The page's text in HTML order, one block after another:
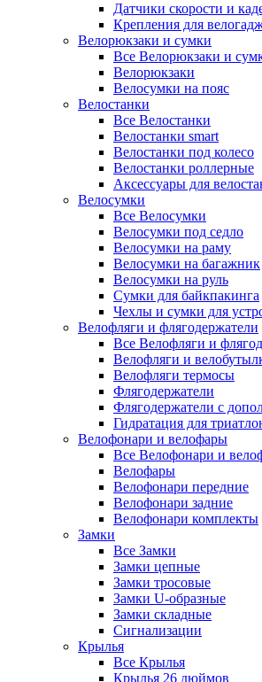
Датчики скорости и
Крепления для
Велорюкзаки и сумки
Все Велорюкзаки и
Велорюкзаки
Велосумки на пояс
Велостанки
Все Велостанки
Велостанки smart
Велостанки под колесо
Велостанки роллерные
Аксессуары для
Велосумки
Все Велосумки
Велосумки под седло
Велосумки на раму
Велосумки на багажник
Велосумки на руль
Сумки для байкпакинга
Чехлы и сумки для
Велофляги и флягодержатели
Все Велофляги и
Велофляги и
Велофляги термосы
Флягодержатели
Флягодержатели с
Гидратация для
Велофонари и велофары
Все Велофонари и
Велофары
Велофонари передние
Велофонари задние
Велофонари комплекты
Замки
Все Замки
Замки цепные
Замки тросовые
Замки U-образные
Замки складные
Сигнализации
Крылья
Все Крылья
Крылья 26 дюймов